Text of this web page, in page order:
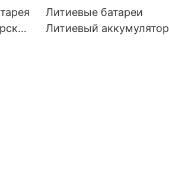
Литиевые батареи
Литиевый аккумулятор